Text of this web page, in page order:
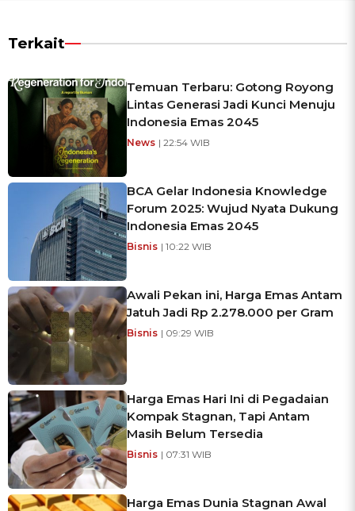
Terkait
Temuan Terbaru: Gotong Royong
Lintas Generasi Jadi Kunci Menuju
Indonesia Emas 2045
News | 22:54 WIB
BCA Gelar Indonesia Knowledge
Forum 2025: Wujud Nyata Dukung
Indonesia Emas 2045
Bisnis | 10:22 WIB
Awali Pekan ini, Harga Emas Antam
Jatuh Jadi Rp 2.278.000 per Gram
Bisnis | 09:29 WIB
Harga Emas Hari Ini di Pegadaian
Kompak Stagnan, Tapi Antam
Masih Belum Tersedia
Bisnis | 07:31 WIB
Harga Emas Dunia Stagnan Awal